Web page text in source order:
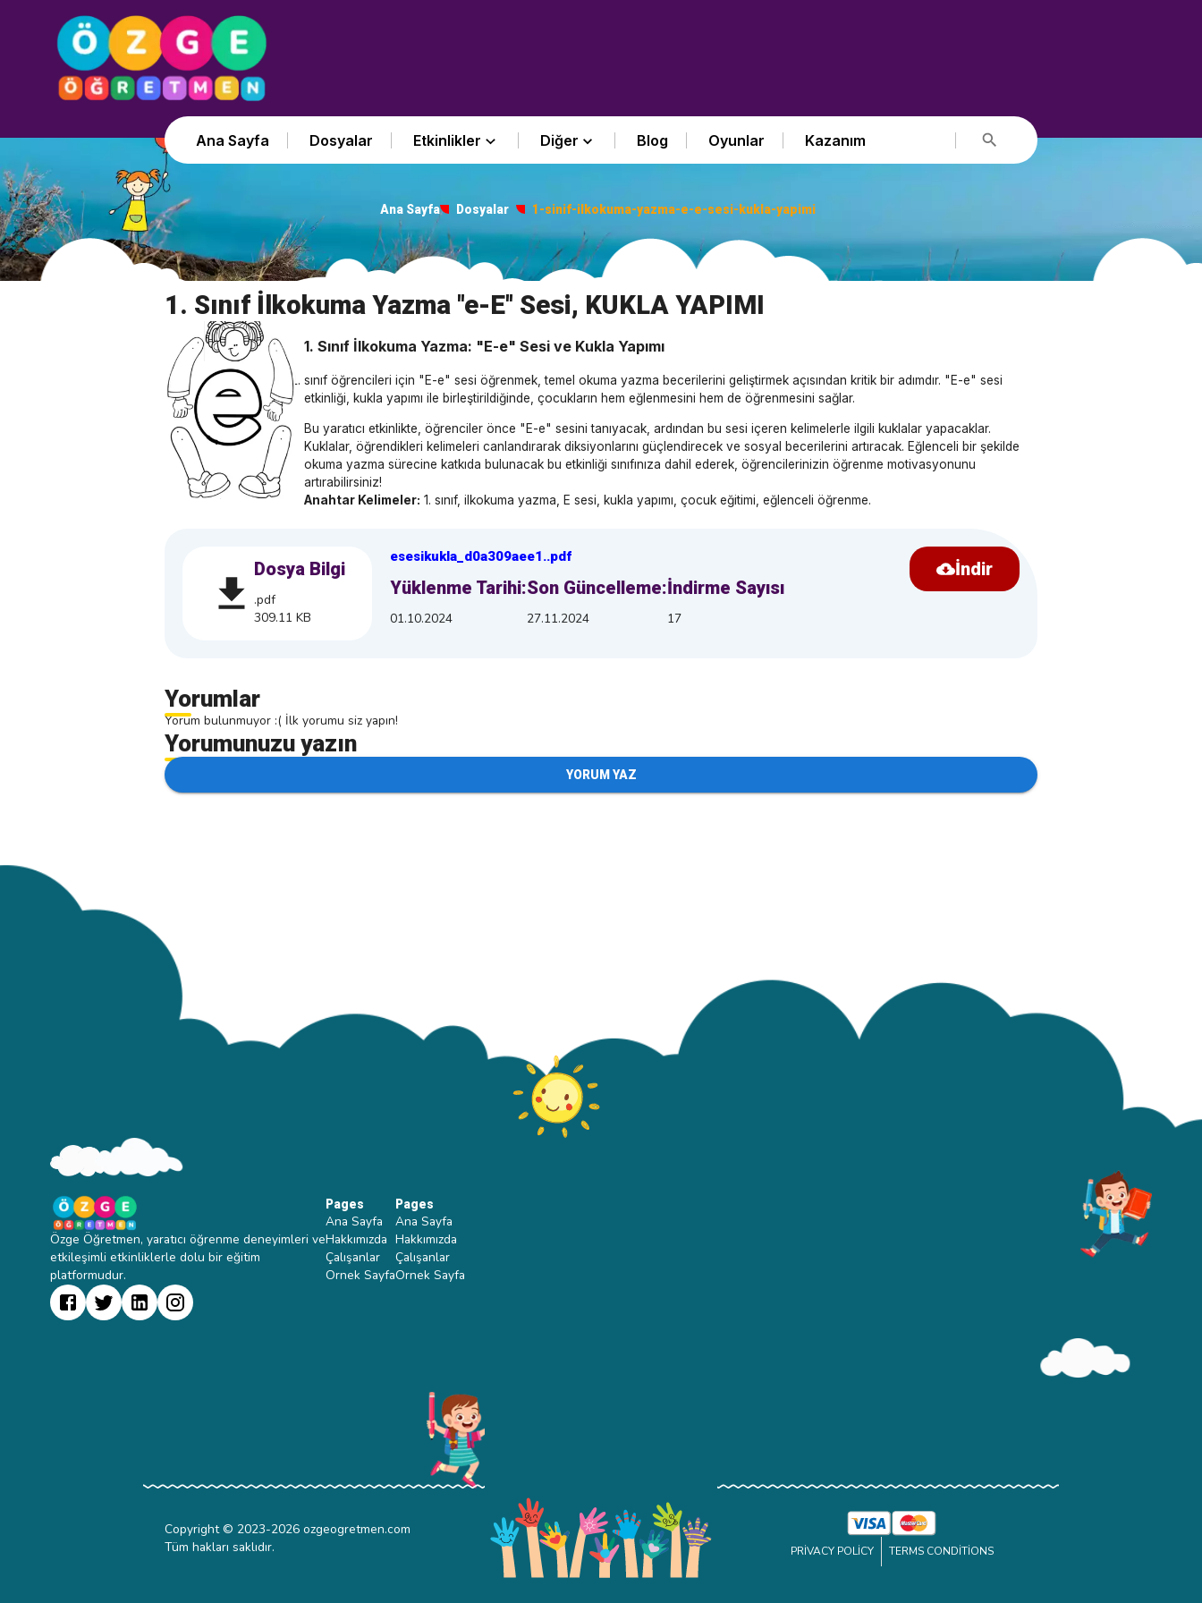
Ana Sayfa Dosyalar Etkinlikler Diğer Blog Oyunlar Kazanım
Ana Sayfa Dosyalar 1-sinif-ilkokuma-yazma-e-e-sesi-kukla-yapimi
1. Sınıf İlkokuma Yazma ''e-E'' Sesi, KUKLA YAPIMI
1. Sınıf İlkokuma Yazma: "E-e" Sesi ve Kukla Yapımı
sınıf öğrencileri için "E-e" sesi öğrenmek, temel okuma yazma becerilerini geliştirmek açısından kritik bir adımdır. "E-e" sesi
etkinliği, kukla yapımı ile birleştirildiğinde, çocukların hem eğlenmesini hem de öğrenmesini sağlar.
Bu yaratıcı etkinlikte, öğrenciler önce "E-e" sesini tanıyacak, ardından bu sesi içeren kelimelerle ilgili kuklalar yapacaklar.
Kuklalar, öğrendikleri kelimeleri canlandırarak diksiyonlarını güçlendirecek ve sosyal becerilerini artıracak. Eğlenceli bir şekilde
okuma yazma sürecine katkıda bulunacak bu etkinliği sınıfınıza dahil ederek, öğrencilerinizin öğrenme motivasyonunu
artırabilirsiniz!
Anahtar Kelimeler: 1. sınıf, ilkokuma yazma, E sesi, kukla yapımı, çocuk eğitimi, eğlenceli öğrenme.
Dosya Bilgi
.pdf
309.11 KB
esesikukla_d0a309aee1..pdf
Yüklenme Tarihi:
01.10.2024
Son Güncelleme:
27.11.2024
İndirme Sayısı
17
İndir
Yorumlar
Yorum bulunmuyor :( İlk yorumu siz yapın!
Yorumunuzu yazın
YORUM YAZ
Özge Öğretmen, yaratıcı öğrenme deneyimleri ve
etkileşimli etkinliklerle dolu bir eğitim
platformudur.
Pages
Ana Sayfa
Hakkımızda
Çalışanlar
Ornek Sayfa
Pages
Ana Sayfa
Hakkımızda
Çalışanlar
Ornek Sayfa
Copyright © 2023-2026 ozgeogretmen.com
Tüm hakları saklıdır.
PRIVACY POLICY TERMS CONDITIONS